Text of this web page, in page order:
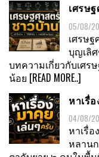
เศรษ
05/08/
เศรษ
บุญเลิ
บทความเกี่ยวกับเศร
น้อย [READ MORE..]
หาเรื่
04/08/
หาเรื่
หลาน